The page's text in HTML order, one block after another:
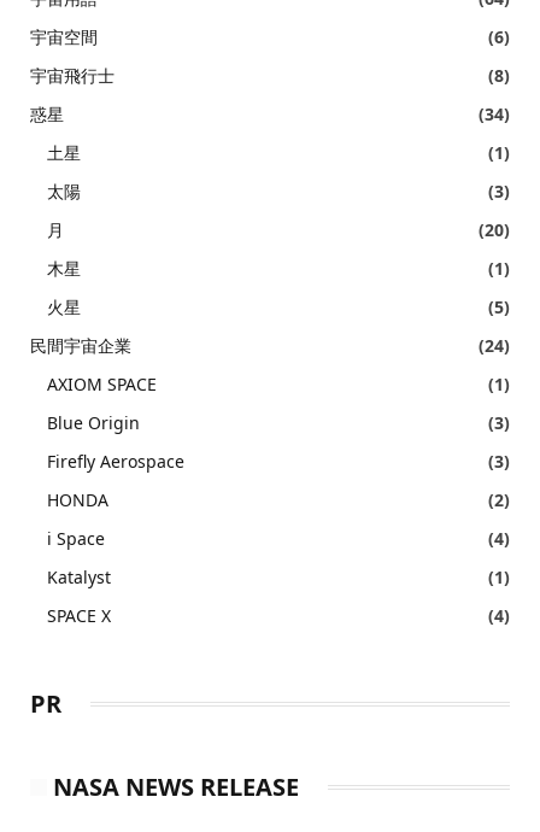
宇宙空間
(6)
宇宙飛行士
(8)
惑星
(34)
土星
(1)
太陽
(3)
月
(20)
木星
(1)
火星
(5)
民間宇宙企業
(24)
AXIOM SPACE
(1)
Blue Origin
(3)
Firefly Aerospace
(3)
HONDA
(2)
i Space
(4)
Katalyst
(1)
SPACE X
(4)
PR
NASA NEWS RELEASE